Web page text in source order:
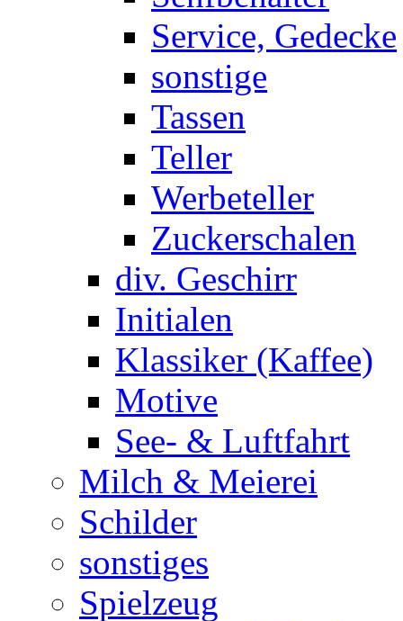
Service, Gedecke
sonstige
Tassen
Teller
Werbeteller
Zuckerschalen
div. Geschirr
Initialen
Klassiker (Kaffee)
Motive
See- & Luftfahrt
Milch & Meierei
Schilder
sonstiges
Spielzeug